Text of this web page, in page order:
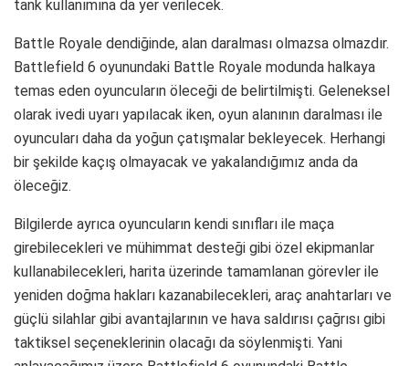
tank kullanımına da yer verilecek.
Battle Royale dendiğinde, alan daralması olmazsa olmazdır.
Battlefield 6 oyunundaki Battle Royale modunda halkaya
temas eden oyuncuların öleceği de belirtilmişti. Geleneksel
olarak ivedi uyarı yapılacak iken, oyun alanının daralması ile
oyuncuları daha da yoğun çatışmalar bekleyecek. Herhangi
bir şekilde kaçış olmayacak ve yakalandığımız anda da
öleceğiz.
Bilgilerde ayrıca oyuncuların kendi sınıfları ile maça
girebilecekleri ve mühimmat desteği gibi özel ekipmanlar
kullanabilecekleri, harita üzerinde tamamlanan görevler ile
yeniden doğma hakları kazanabilecekleri, araç anahtarları ve
güçlü silahlar gibi avantajlarının ve hava saldırısı çağrısı gibi
taktiksel seçeneklerinin olacağı da söylenmişti. Yani